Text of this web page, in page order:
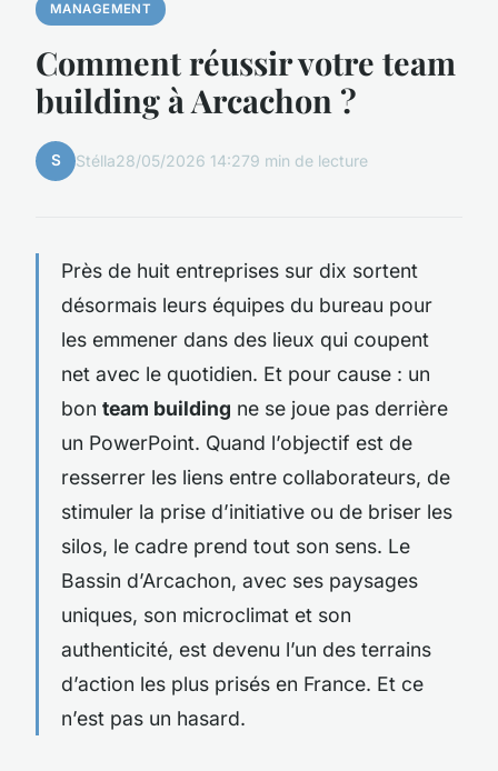
MANAGEMENT
Comment réussir votre team
building à Arcachon ?
S Stélla28/05/2026 14:279 min de lecture
Près de huit entreprises sur dix sortent
désormais leurs équipes du bureau pour
les emmener dans des lieux qui coupent
net avec le quotidien. Et pour cause : un
bon team building ne se joue pas derrière
un PowerPoint. Quand l’objectif est de
resserrer les liens entre collaborateurs, de
stimuler la prise d’initiative ou de briser les
silos, le cadre prend tout son sens. Le
Bassin d’Arcachon, avec ses paysages
uniques, son microclimat et son
authenticité, est devenu l’un des terrains
d’action les plus prisés en France. Et ce
n’est pas un hasard.